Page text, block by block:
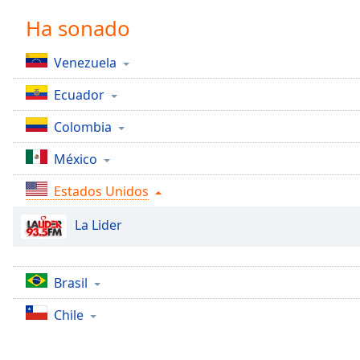
Chapters
Descriptions
descriptions
off,
selected
Subtitles
subtitles
settings
opens
settings
dialog
subtitles
off
Ha sonado
Venezuela
Ecuador
Colombia
México
Estados Unidos
La Lider
Brasil
Chile